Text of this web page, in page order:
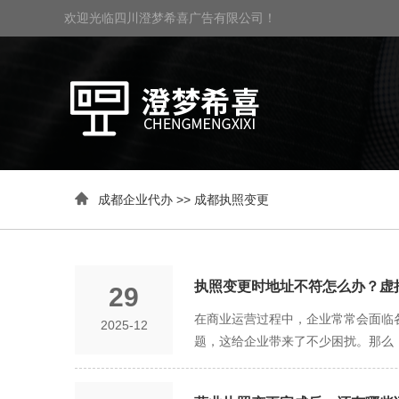
欢迎光临四川澄梦希喜广告有限公司！
 成都企业代办 >> 成都执照变更
29
2025-12
执照变更时地址不符怎么办？虚
在商业运营过程中，企业常常会面
题，这给企业带来了不少困扰。那么